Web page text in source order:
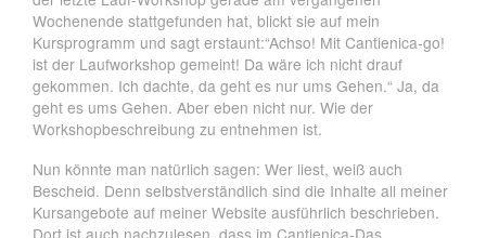
Wochenende stattgefunden hat, blickt sie auf mein
Kursprogramm und sagt erstaunt:“Achso! Mit Cantienica-go!
ist der Laufworkshop gemeint! Da wäre ich nicht drauf
gekommen. Ich dachte, da geht es nur ums Gehen.“ Ja, da
geht es ums Gehen. Aber eben nicht nur. Wie der
Workshopbeschreibung zu entnehmen ist.
Nun könnte man natürlich sagen: Wer liest, weiß auch
Bescheid. Denn selbstverständlich sind die Inhalte all meiner
Kursangebote auf meiner Website ausführlich beschrieben.
Dort ist auch nachzulesen, dass im Cantienica-Das